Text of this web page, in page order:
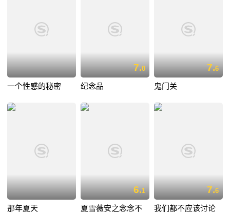
一个性感的秘密
7.0
纪念品
7.6
鬼门关
那年夏天
6.1
夏雪薇安之念念不
7.6
我们都不应该讨论